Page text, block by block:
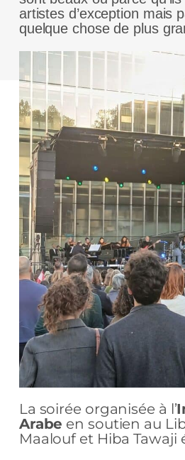
artistes d’exception mais
quelque chose de plus
La soirée organisée à l’
Arabe en soutien au
Maalouf et Hiba Tawaji